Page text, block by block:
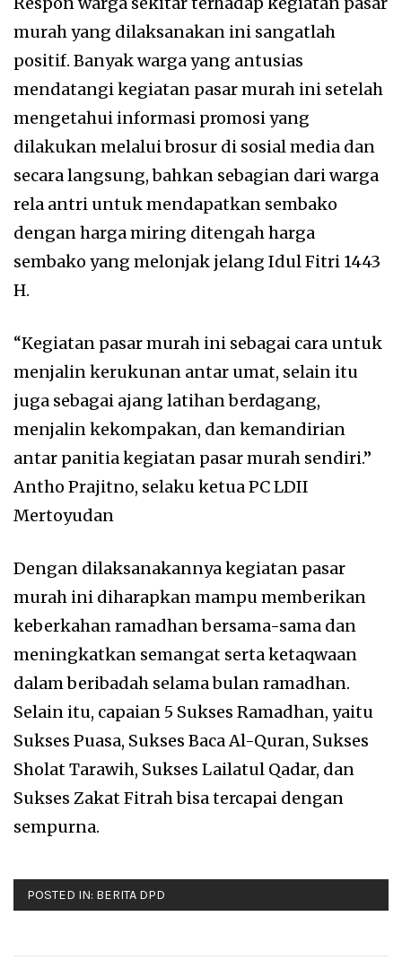
murah yang dilaksanakan ini sangatlah
positif. Banyak warga yang antusias
mendatangi kegiatan pasar murah ini setelah
mengetahui informasi promosi yang
dilakukan melalui brosur di sosial media dan
secara langsung, bahkan sebagian dari warga
rela antri untuk mendapatkan sembako
dengan harga miring ditengah harga
sembako yang melonjak jelang Idul Fitri 1443
H.
“Kegiatan pasar murah ini sebagai cara untuk
menjalin kerukunan antar umat, selain itu
juga sebagai ajang latihan berdagang,
menjalin kekompakan, dan kemandirian
antar panitia kegiatan pasar murah sendiri.”
Antho Prajitno, selaku ketua PC LDII
Mertoyudan
Dengan dilaksanakannya kegiatan pasar
murah ini diharapkan mampu memberikan
keberkahan ramadhan bersama-sama dan
meningkatkan semangat serta ketaqwaan
dalam beribadah selama bulan ramadhan.
Selain itu, capaian 5 Sukses Ramadhan, yaitu
Sukses Puasa, Sukses Baca Al-Quran, Sukses
Sholat Tarawih, Sukses Lailatul Qadar, dan
Sukses Zakat Fitrah bisa tercapai dengan
sempurna.
POSTED IN: BERITA DPD